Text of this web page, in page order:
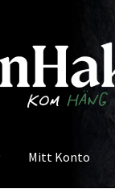
Mitt Konto